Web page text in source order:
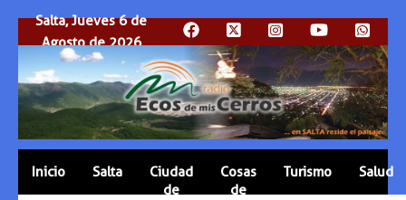
Salta, Jueves 6 de
Agosto de 2026
Inicio Salta
Ciudad
de
Cosas
de
Turismo Salud